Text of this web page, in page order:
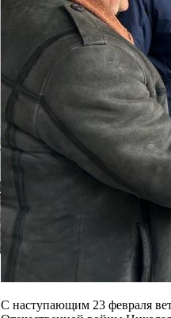
С наступающим 23 февраля